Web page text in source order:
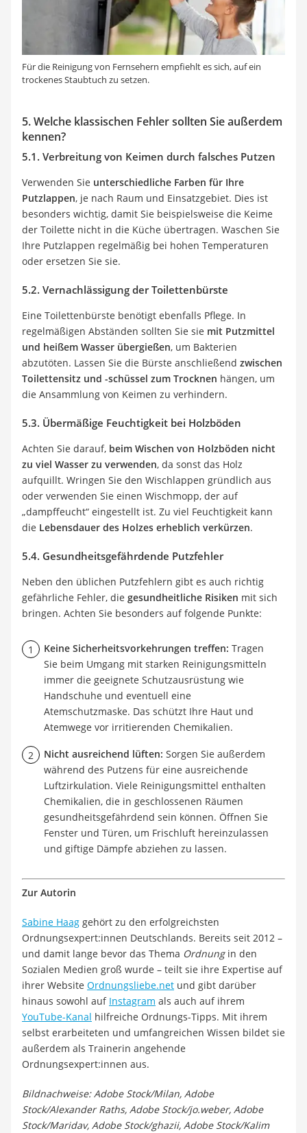
Für die Reinigung von Fernsehern empfiehlt es sich, auf ein
trockenes Staubtuch zu setzen.
5. Welche klassischen Fehler sollten Sie außerdem
kennen?
5.1. Verbreitung von Keimen durch falsches Putzen
Verwenden Sie unterschiedliche Farben für Ihre
Putzlappen, je nach Raum und Einsatzgebiet. Dies ist
besonders wichtig, damit Sie beispielsweise die Keime
der Toilette nicht in die Küche übertragen. Waschen Sie
Ihre Putzlappen regelmäßig bei hohen Temperaturen
oder ersetzen Sie sie.
5.2. Vernachlässigung der Toilettenbürste
Eine Toilettenbürste benötigt ebenfalls Pflege. In
regelmäßigen Abständen sollten Sie sie mit Putzmittel
und heißem Wasser übergießen, um Bakterien
abzutöten. Lassen Sie die Bürste anschließend zwischen
Toilettensitz und -schüssel zum Trocknen hängen, um
die Ansammlung von Keimen zu verhindern.
5.3. Übermäßige Feuchtigkeit bei Holzböden
Achten Sie darauf, beim Wischen von Holzböden nicht
zu viel Wasser zu verwenden, da sonst das Holz
aufquillt. Wringen Sie den Wischlappen gründlich aus
oder verwenden Sie einen Wischmopp, der auf
„dampffeucht“ eingestellt ist. Zu viel Feuchtigkeit kann
die Lebensdauer des Holzes erheblich verkürzen.
5.4. Gesundheitsgefährdende Putzfehler
Neben den üblichen Putzfehlern gibt es auch richtig
gefährliche Fehler, die gesundheitliche Risiken mit sich
bringen. Achten Sie besonders auf folgende Punkte:
Keine Sicherheitsvorkehrungen treffen: Tragen
Sie beim Umgang mit starken Reinigungsmitteln
immer die geeignete Schutzausrüstung wie
Handschuhe und eventuell eine
Atemschutzmaske. Das schützt Ihre Haut und
Atemwege vor irritierenden Chemikalien.
Nicht ausreichend lüften: Sorgen Sie außerdem
während des Putzens für eine ausreichende
Luftzirkulation. Viele Reinigungsmittel enthalten
Chemikalien, die in geschlossenen Räumen
gesundheitsgefährdend sein können. Öffnen Sie
Fenster und Türen, um Frischluft hereinzulassen
und giftige Dämpfe abziehen zu lassen.
Zur Autorin
Sabine Haag gehört zu den erfolgreichsten
Ordnungsexpert:innen Deutschlands. Bereits seit 2012 –
und damit lange bevor das Thema Ordnungin den
Sozialen Medien groß wurde – teilt sie ihre Expertise auf
ihrer Website Ordnungsliebe.net und gibt darüber
hinaus sowohl auf Instagram als auch auf ihrem
YouTube-Kanal hilfreiche Ordnungs-Tipps. Mit ihrem
selbst erarbeiteten und umfangreichen Wissen bildet sie
außerdem als Trainerin angehende
Ordnungsexpert:innen aus.
Bildnachweise: Adobe Stock/Milan, Adobe
Stock/Alexander Raths, Adobe Stock/jo.weber, Adobe
Stock/Maridav, Adobe Stock/ghazii, Adobe Stock/Kalim